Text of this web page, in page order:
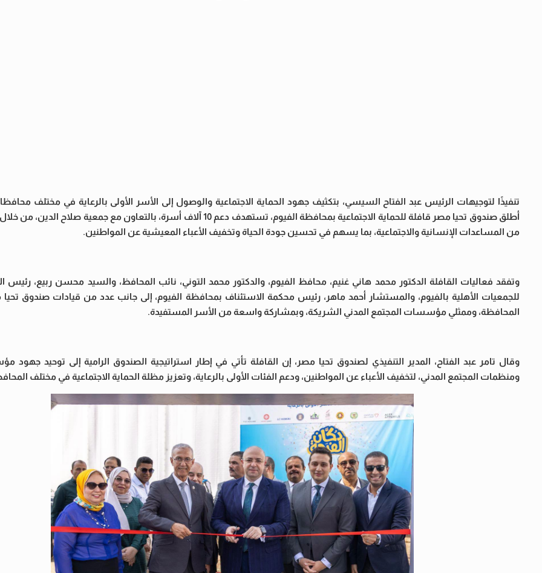
تنفيذًا لتوجيهات الرئيس عبد الفتاح السيسي، بتكثيف جهود الحماية الاجتماعية والوصول إلى الأسر الأولى بالرعاية في مختلف
أطلق صندوق تحيا مصر قافلة للحماية الاجتماعية بمحافظة الفيوم، تستهدف دعم 10 آلاف أسرة، بالتعاون مع جمعية
من المساعدات الإنسانية والاجتماعية، بما يسهم في تحسين جودة الحياة وتخفيف الأعباء المعيشية عن المواطنين.
وتفقد فعاليات القافلة الدكتور محمد هاني غنيم، محافظ الفيوم، والدكتور محمد التوني، نائب المحافظ، والسيد محسن ربيع، رئيس
للجمعيات الأهلية بالفيوم، والمستشار أحمد ماهر، رئيس محكمة الاستئناف بمحافظة الفيوم، إلى جانب عدد من قيادات صندوق
المحافظة، وممثلي مؤسسات المجتمع المدني الشريكة، وبمشاركة واسعة من الأسر المستفيدة.
وقال تامر عبد الفتاح، المدير التنفيذي لصندوق تحيا مصر، إن القافلة تأتي في إطار استراتيجية الصندوق الرامية إلى توحيد جهود
ومنظمات المجتمع المدني، لتخفيف الأعباء عن المواطنين، ودعم الفئات الأولى بالرعاية، وتعزيز مظلة الحماية الاجتماعية في مختلف